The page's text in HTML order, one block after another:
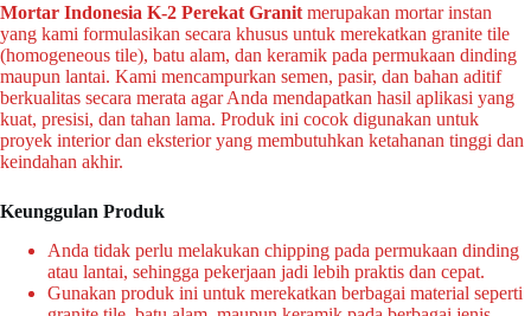
Mortar Indonesia K-2 Perekat Granit merupakan mortar instan
yang kami formulasikan secara khusus untuk merekatkan granite tile
(homogeneous tile), batu alam, dan keramik pada permukaan dinding
maupun lantai. Kami mencampurkan semen, pasir, dan bahan aditif
berkualitas secara merata agar Anda mendapatkan hasil aplikasi yang
kuat, presisi, dan tahan lama. Produk ini cocok digunakan untuk
proyek interior dan eksterior yang membutuhkan ketahanan tinggi dan
keindahan akhir.
Keunggulan Produk
Anda tidak perlu melakukan chipping pada permukaan dinding
atau lantai, sehingga pekerjaan jadi lebih praktis dan cepat.
Gunakan produk ini untuk merekatkan berbagai material seperti